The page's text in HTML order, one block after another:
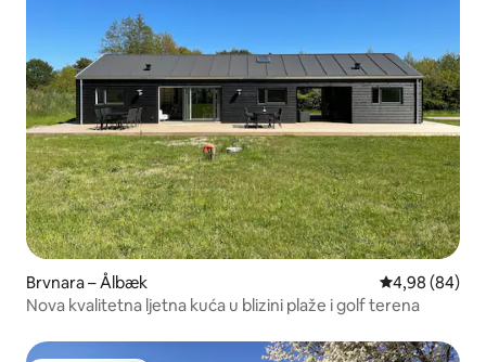
Brvnara – Ålbæk Prosječna
4,98 (84)
Nova kvalitetna ljetna kuća u blizini plaže i golf terena